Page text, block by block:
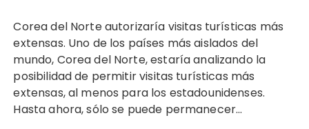
Corea del Norte autorizaría visitas turísticas más
extensas. Uno de los países más aislados del
mundo, Corea del Norte, estaría analizando la
posibilidad de permitir visitas turísticas más
extensas, al menos para los estadounidenses.
Hasta ahora, sólo se puede permanecer…